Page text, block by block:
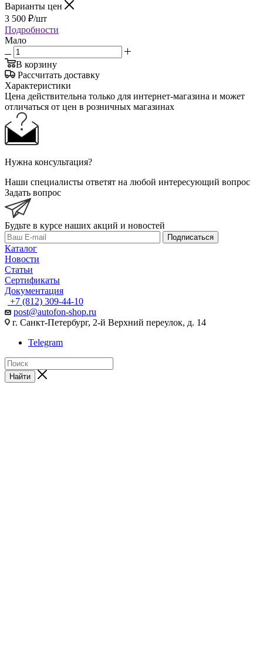
Варианты цен
3 500 ₽/шт
Подробности
Мало
В корзину
Рассчитать доставку
Характеристики
Цена действительна только для интернет-магазина и может
отличаться от цен в розничных магазинах
Нужна консультация?
Наши специалисты ответят на любой интересующий вопрос
Задать вопрос
Будьте в курсе наших акций и новостей
Подписаться
Каталог
Новости
Статьи
Сертификаты
Документация
+7 (812) 309-44-10
post@autofon-shop.ru
г. Санкт-Петербург, 2-й Верхний переулок, д. 14
Telegram
Найти